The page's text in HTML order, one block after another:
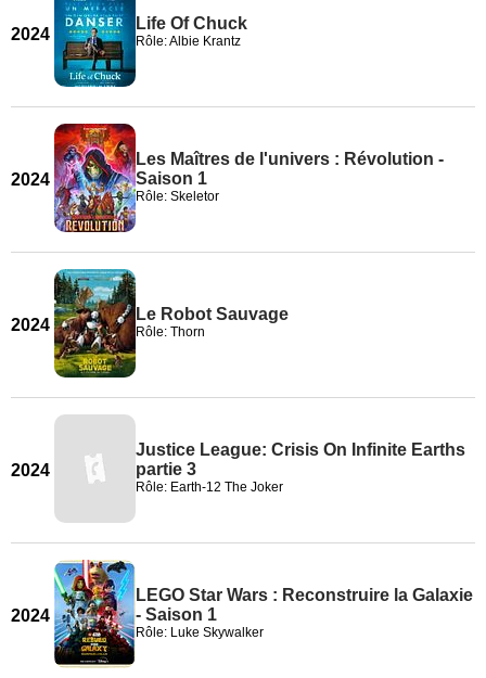
2024
Life Of Chuck
Rôle: Albie Krantz
2024
Les Maîtres de l'univers : Révolution -
Saison 1
Rôle: Skeletor
2024
Le Robot Sauvage
Rôle: Thorn
2024
Justice League: Crisis On Infinite Earths
partie 3
Rôle: Earth-12 The Joker
2024
LEGO Star Wars : Reconstruire la Galaxie
- Saison 1
Rôle: Luke Skywalker